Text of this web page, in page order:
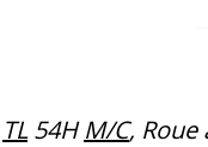
TL54H M/C, Roue